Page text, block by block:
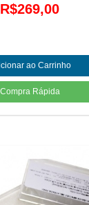
R$269,00